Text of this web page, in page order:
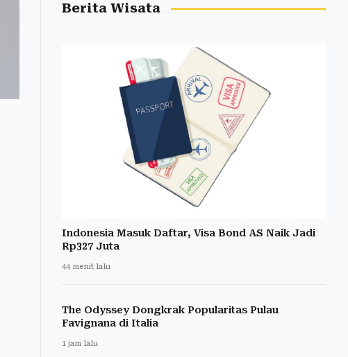
Berita Wisata
Indonesia Masuk Daftar, Visa Bond AS Naik Jadi
Rp327 Juta
44 menit lalu
The Odyssey Dongkrak Popularitas Pulau
Favignana di Italia
1 jam lalu